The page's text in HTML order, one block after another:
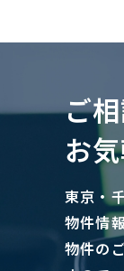
ご
お
東京・
物件情
物件の